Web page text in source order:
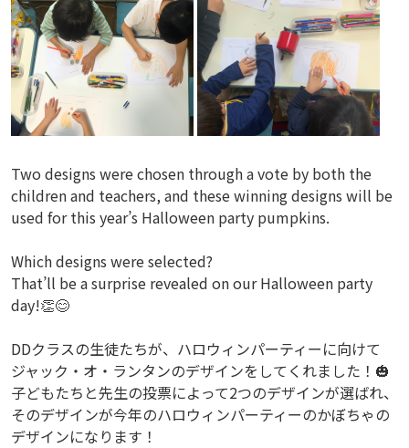
Two designs were chosen through a vote by both the
children and teachers, and these winning designs will be
used for this year’s Halloween party pumpkins.
Which designs were selected?
That’ll be a surprise revealed on our Halloween party
day!👏😊
DDクラスの生徒たちが、ハロウィンパーティーに向けて
ジャック・オ・ランタンのデザインをしてくれました！🎃
子どもたちと先生の投票によって2つのデザインが選ばれ、
そのデザインが今年のハロウィンパーティーのかぼちゃの
デザインになります！